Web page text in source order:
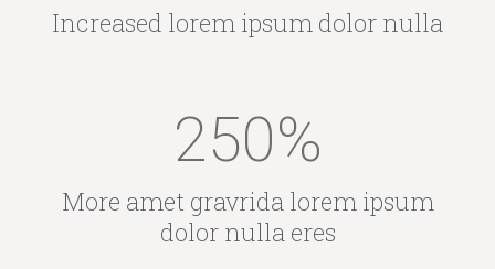
Increased lorem ipsum dolor nulla
250%
More amet gravrida lorem ipsum
dolor nulla eres